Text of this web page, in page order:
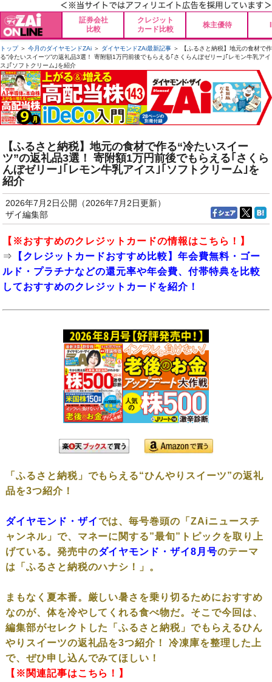
証券会社
比較
クレジット
カード比較
株主優待
トップ＞ 今月のダイヤモンドZAi ＞ ダイヤモンドZAi最新記事 ＞ 【ふるさと納税】地元の食材で作
る“冷たいスイーツ”の返礼品3選！ 寄附額1万円前後でもらえる｢さくらんぼゼリー｣｢レモン牛乳アイ
ス｣｢ソフトクリーム｣を紹介
【ふるさと納税】地元の食材で作る“冷たいスイー
ツ”の返礼品3選！ 寄附額1万円前後でもらえる｢さくら
んぼゼリー｣｢レモン牛乳アイス｣｢ソフトクリーム｣を
紹介
2026年7月2日公開（2026年7月2日更新）
ザイ編集部
【※おすすめのクレジットカードの情報はこちら！】
⇒
【クレジットカードおすすめ比較】年会費無料・ゴー
ルド・プラチナなどの還元率や年会費、付帯特典を比較
しておすすめのクレジットカードを紹介！
「ふるさと納税」でもらえる“ひんやりスイーツ”の返礼
品を3つ紹介！
ダイヤモンド・ザイでは、毎号巻頭の「ZAiニュースチ
ャンネル」で、マネーに関する”最旬”トピックを取り上
げている。発売中のダイヤモンド・ザイ8月号のテーマ
は「ふるさと納税のハナシ！」。
まもなく夏本番。厳しい暑さを乗り切るためにおすすめ
なのが、体を冷やしてくれる食べ物だ。そこで今回は、
編集部がセレクトした「ふるさと納税」でもらえるひん
やりスイーツの返礼品を3つ紹介！ 冷凍庫を整理した上
で、ぜひ申し込んでみてほしい！
【※関連記事はこちら！】